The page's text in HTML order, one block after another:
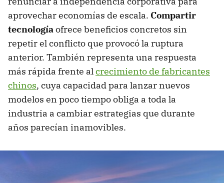
aprovechar economías de escala. Compartir
tecnologíaofrece beneficios concretos sin
repetir el conflicto que provocó la ruptura
anterior. También representa una respuesta
más rápida frente alcrecimiento de fabricantes
chinos, cuya capacidad para lanzar nuevos
modelos en poco tiempo obliga a toda la
industria a cambiar estrategias que durante
años parecían inamovibles.